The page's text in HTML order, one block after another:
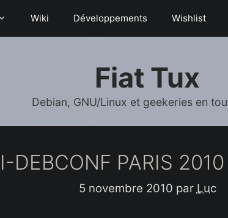
Wiki Déve­­lop­­pe­­ments Wishlist
Fiat Tux
Debian, GNU/Linux et geekeries en
DEBCONF PARIS
5 novembre 2010 par Luc